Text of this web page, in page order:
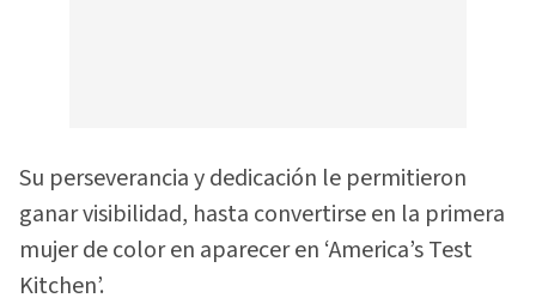
Su perseverancia y dedicación le permitieron
ganar visibilidad, hasta convertirse en la primera
mujer de color en aparecer en ‘America’s Test
Kitchen’.